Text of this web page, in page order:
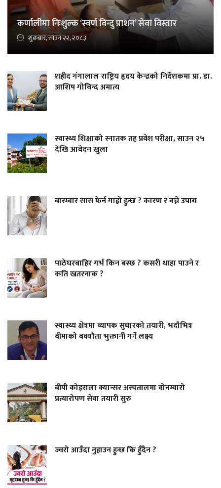
कर्णालीमा निःशुल्क ‘स्वर्ण विन्दु प्राशन’ सेवा विस्तार
शुक्रबार, साउन २२, २०८३
शहीद गंगालाल राष्ट्रिय हृदय केन्द्रको निर्देशकमा प्रा. डा.
आशिष गोविन्द अमात्य
स्वास्थ्य शिक्षाको स्नातक तह प्रवेश परीक्षा, साउन २५
देखि आवेदन खुला
बारम्बार सास फेर्न गाह्रो हुन्छ ? कारण र बच्ने उपाय
पाठेघरबाहिर गर्भ किन बस्छ ? कसरी थाहा पाउने र
कति खतरनाक ?
स्वास्थ्य क्षेत्रमा व्यापक सुधारको तयारी, भदौभित्र
बीमाको बक्यौता भुक्तानी गर्ने लक्ष्य
बीपी कोइराला क्यान्सर अस्पतालमा बोनम्यारो
प्रत्यारोपण सेवा तयारी सुरु
ज्वरो आउँदा नुहाउन हुन्छ कि हुँदैन ?